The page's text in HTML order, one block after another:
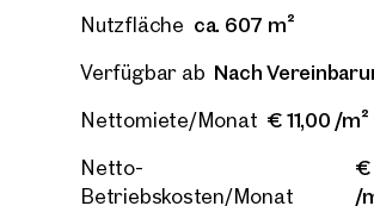
Nutzfläche ca. 607 m²
Verfügbar ab Nach
Nettomiete/Monat € 11,00 /m²
Netto-
Betriebskosten/Monat
€
/